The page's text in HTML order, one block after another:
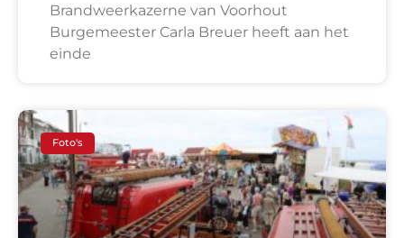
Brandweerkazerne van Voorhout
Burgemeester Carla Breuer heeft aan het
einde
Foto's